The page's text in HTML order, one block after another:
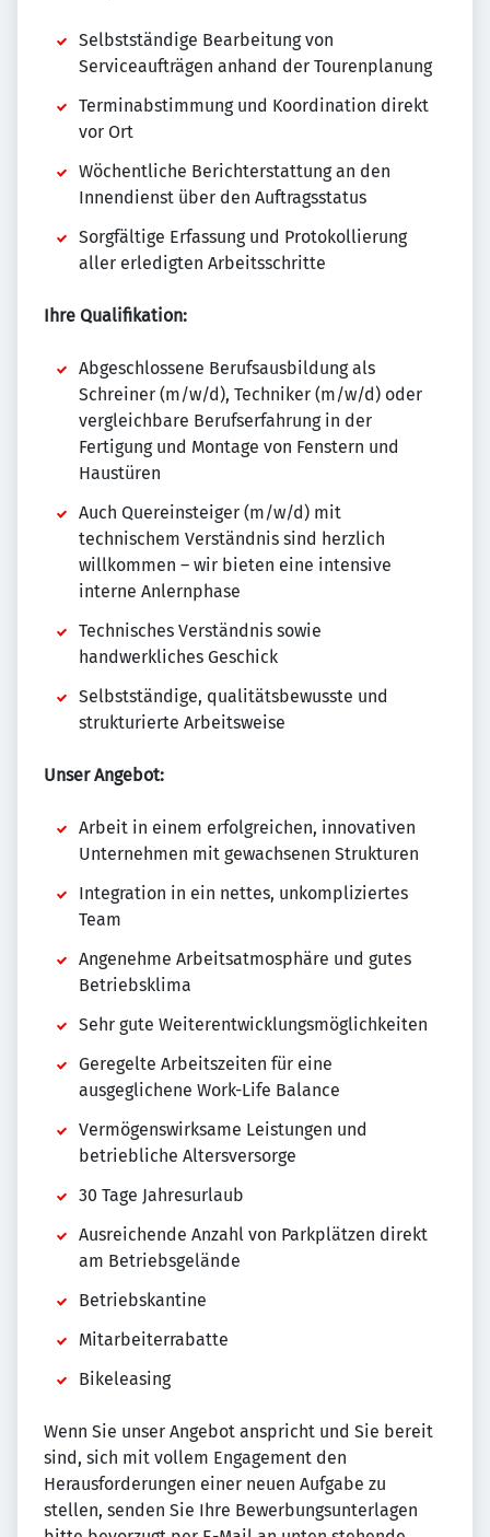
Selbstständige Bearbeitung von
Serviceaufträgen anhand der Tourenplanung
Terminabstimmung und Koordination direkt
vor Ort
Wöchentliche Berichterstattung an den
Innendienst über den Auftragsstatus
Sorgfältige Erfassung und Protokollierung
aller erledigten Arbeitsschritte
Ihre Qualifikation:
Abgeschlossene Berufsausbildung als
Schreiner (m/w/d), Techniker (m/w/d) oder
vergleichbare Berufserfahrung in der
Fertigung und Montage von Fenstern und
Haustüren
Auch Quereinsteiger (m/w/d) mit
technischem Verständnis sind herzlich
willkommen – wir bieten eine intensive
interne Anlernphase
Technisches Verständnis sowie
handwerkliches Geschick
Selbstständige, qualitätsbewusste und
strukturierte Arbeitsweise
Unser Angebot:
Arbeit in einem erfolgreichen, innovativen
Unternehmen mit gewachsenen Strukturen
Integration in ein nettes, unkompliziertes
Team
Angenehme Arbeitsatmosphäre und gutes
Betriebsklima
Sehr gute Weiterentwicklungsmöglichkeiten
Geregelte Arbeitszeiten für eine
ausgeglichene Work-Life Balance
Vermögenswirksame Leistungen und
betriebliche Altersversorge
30 Tage Jahresurlaub
Ausreichende Anzahl von Parkplätzen direkt
am Betriebsgelände
Betriebskantine
Mitarbeiterrabatte
Bikeleasing
Wenn Sie unser Angebot anspricht und Sie bereit
sind, sich mit vollem Engagement den
Herausforderungen einer neuen Aufgabe zu
stellen, senden Sie Ihre Bewerbungsunterlagen